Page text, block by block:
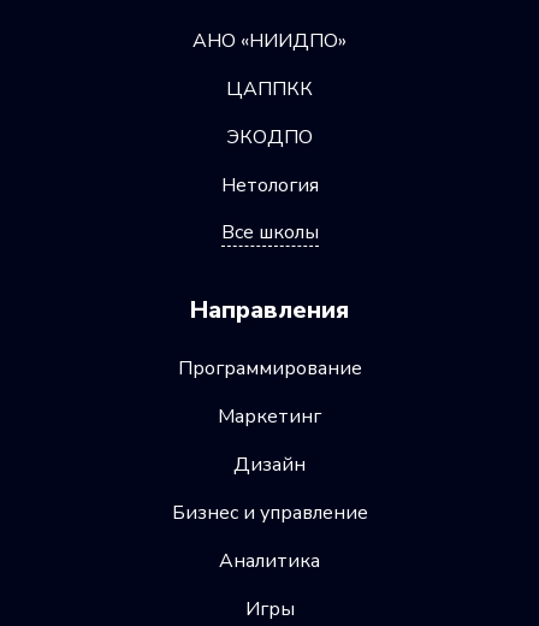
АНО «НИИДПО»
ЦАППКК
ЭКОДПО
Нетология
Все школы
Направления
Программирование
Маркетинг
Дизайн
Бизнес и управление
Аналитика
Игры